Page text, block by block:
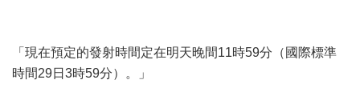
「現在預定的發射時間定在明天晚間11時59分（國際標準
時間29日3時59分）。」